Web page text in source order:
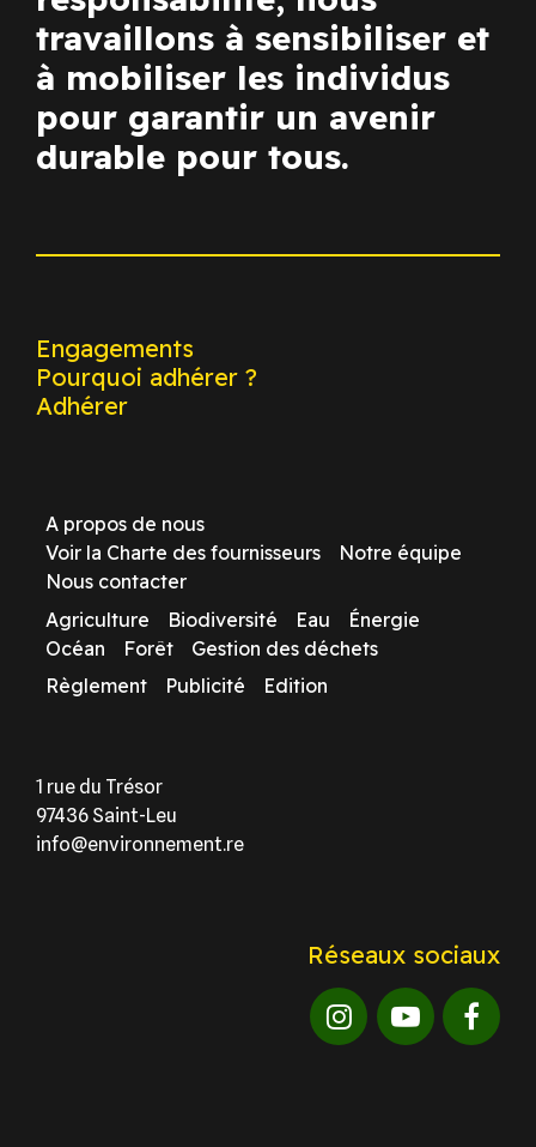
travaillons à sensibiliser et
à mobiliser les individus
pour garantir un avenir
durable pour tous.
Engagements
Pourquoi adhérer ?
Adhérer
A propos de nous
Voir la Charte des fournisseurs
Notre équipe
Nous contacter
Agriculture
Biodiversité Eau
Énergie
Océan
Forêt
Gestion des déchets
Règlement
Publicité Edition
1 rue du Trésor
97436 Saint-Leu
info@environnement.re
Réseaux sociaux